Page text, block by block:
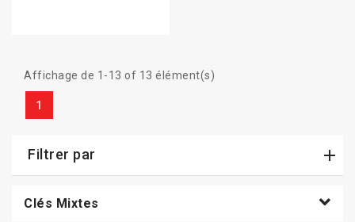
Affichage de 1-13 of 13 élément(s)
1
Filtrer par
Clés Mixtes